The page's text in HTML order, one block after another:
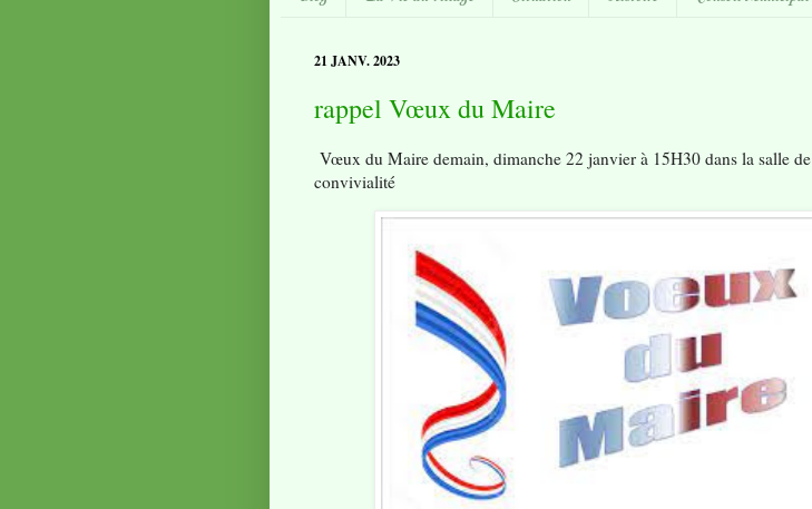
21 JANV. 2023
rappel Vœux du Maire
Vœux du Maire demain, dimanche 22 janvier à 15H30 dans la salle de
convivialité